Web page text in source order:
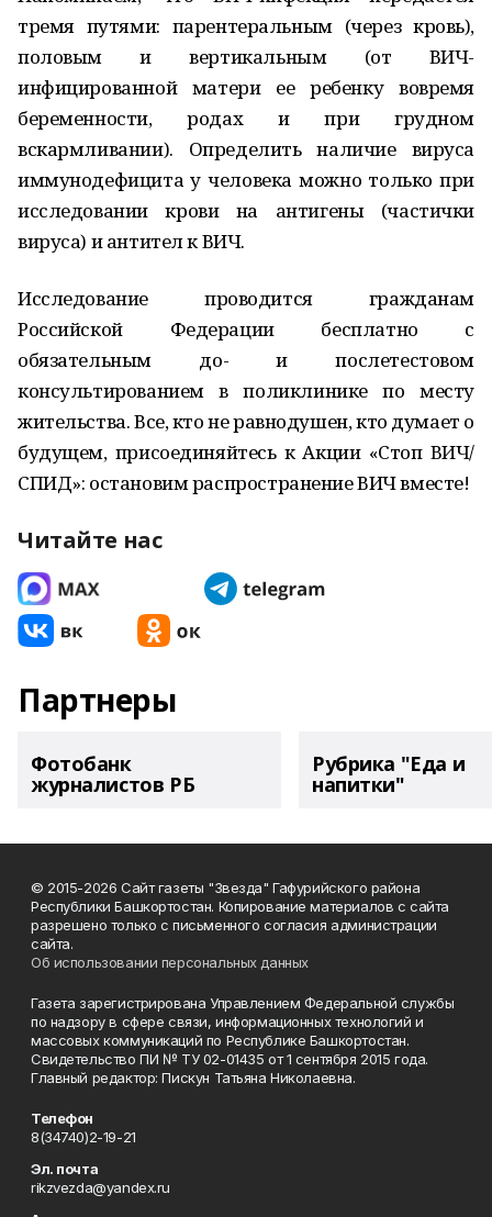
тремя путями: парентеральным (через кровь),
половым и вертикальным (от ВИЧ-
инфицированной матери ее ребенку вовремя
беременности, родах и при грудном
вскармливании). Определить наличие вируса
иммунодефицита у человека можно только при
исследовании крови на антигены (частички
вируса) и антител к ВИЧ.
Исследование проводится гражданам
Российской Федерации бесплатно с
обязательным до- и послетестовом
консультированием в поликлинике по месту
жительства. Все, кто не равнодушен, кто думает о
будущем, присоединяйтесь к Акции «Стоп ВИЧ/
СПИД»: остановим распространение ВИЧ вместе!
Читайте нас
Партнеры
Фотобанк
журналистов РБ
Рубрика "Еда и
напитки"
© 2015-2026 Сайт газеты "Звезда" Гафурийского района
Республики Башкортостан. Копирование материалов с сайта
разрешено только с письменного согласия администрации
сайта.
Об использовании персональных данных
Газета зарегистрирована Управлением Федеральной службы
по надзору в сфере связи, информационных технологий и
массовых коммуникаций по Республике Башкортостан.
Свидетельство ПИ № ТУ 02-01435 от 1 сентября 2015 года.
Главный редактор: Пискун Татьяна Николаевна.
Телефон
8(34740)2-19-21
Эл. почта
rikzvezda@yandex.ru